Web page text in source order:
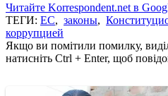
Читайте Korrespondent.net в
ТЕГИ: ЕС, законы,
коррупцией
Якщо ви помітили помилку,
натисніть Ctrl + Enter, щоб